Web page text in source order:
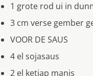
1 grote rod ui in
3 cm verse gember
VOOR DE SAUS
4 el sojasaus
2 el ketjap manis